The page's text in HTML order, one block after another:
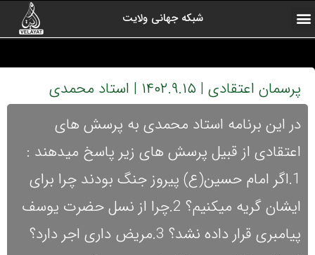
شبکه جهانی ولایت
پرسمان اعتقادی | ۱۴۰۲.۹.۱۵ | استاد محمدی
در این برنامه استاد محمدی به پرسش های
اعتقادی از قبیل پرسش های زیر پاسخ میدهند :
1.اگر امام حسین(ع) پیروز جنگ بودند چرا برای
ایشان گریه میکنیم؟ 2.چرا از نسل حضرت یوسف
پیامبری قرار داده نشد؟ 3.مریض داری اجر دارد؟